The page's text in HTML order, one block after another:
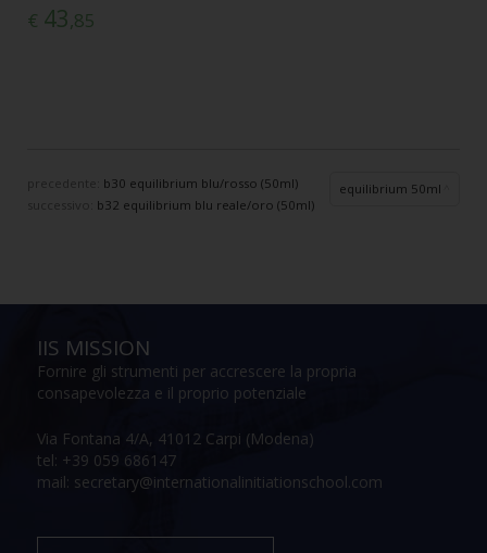
€ 43,85
precedente: b30 equilibrium blu/rosso (50ml)
b32 equilibrium blu reale/oro (50ml)
equilibrium 50ml
IIS MISSION
Fornire gli strumenti per accrescere la propria
consapevolezza e il proprio potenziale
Via Fontana 4/A, 41012 Carpi (Modena)
tel: +39 059 686147
mail: secretary@internationalinitiationschool.com